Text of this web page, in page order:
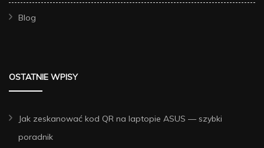
Blog
OSTATNIE WPISY
Jak zeskanować kod QR na laptopie ASUS — szybki
poradnik